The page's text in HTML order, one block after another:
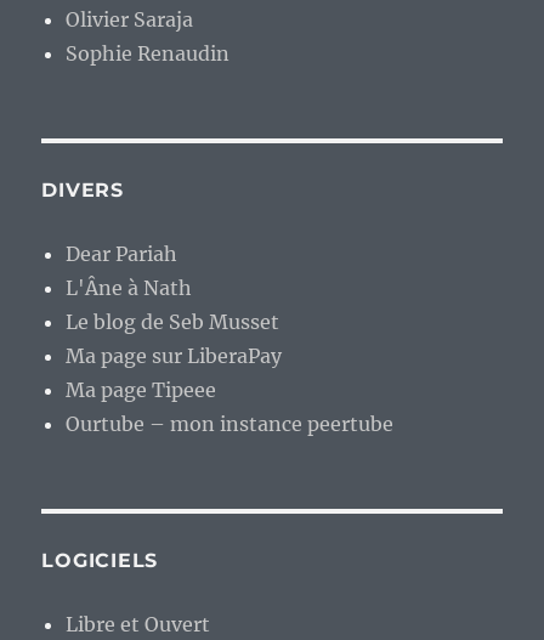
Olivier Saraja
Sophie Renaudin
DIVERS
Dear Pariah
L'Âne à Nath
Le blog de Seb Musset
Ma page sur LiberaPay
Ma page Tipeee
Ourtube – mon instance peertube
LOGICIELS
Libre et Ouvert